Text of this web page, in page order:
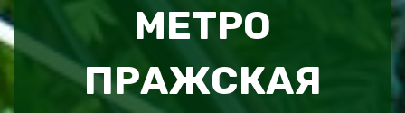
МЕТРО
ПРАЖСКАЯ